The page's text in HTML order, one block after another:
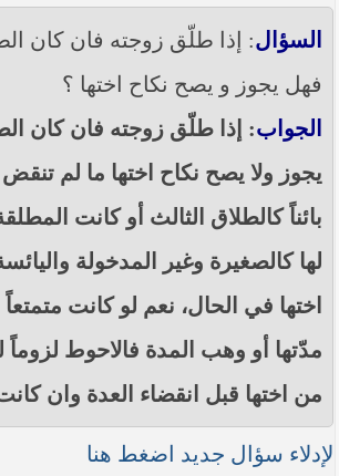
السؤال: إذا طلّق زوجته فان كان
فهل يجوز و يصح نكاح اختها ؟
الجواب: إذا طلّق زوجته فان كان
يجوز ولا يصح نكاح اختها ما لم
بائناً كالطلاق الثالث أو كانت
لها كالصغيرة وغير المدخولة
اختها في الحال، نعم لو كانت
مدّتها أو وهب المدة فالاحوط لزوماً
من اختها قبل انقضاء العدة وان كانت
لإدلاء سؤال جديد اضغط هنا